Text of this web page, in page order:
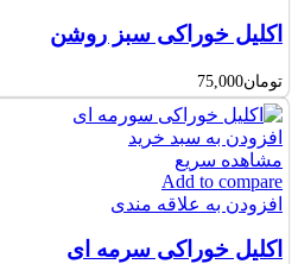
اکلیل خوراکی سبز روشن
تومان75,000
افزودن به سبد خرید
مشاهده سریع
Add to compare
افزودن به علاقه مندی
اکلیل خوراکی سرمه ای